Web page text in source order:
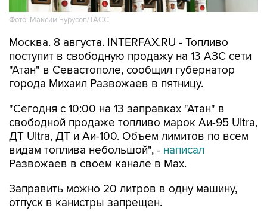
Москва. 8 августа. INTERFAX.RU - Топливо
"Атан" в Севастополе, сообщил губернатор
города Михаил Развожаев в пятницу.
"Сегодня с 10:00 на 13 заправках "Атан" в
ДТ Ultra, ДТ и Аи-100. Объем лимитов по всем
видам топлива небольшой", - написал
Развожаев в своем канале в Max.
Заправить можно 20 литров в одну машину,
В пятницу в свободной продаже топливо было